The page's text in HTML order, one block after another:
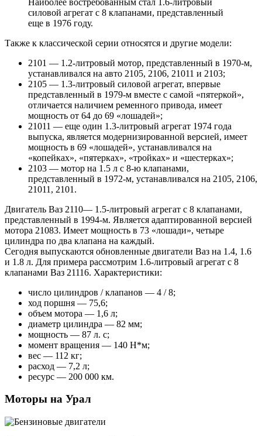
силовой агрегат с 8 клапанами, представленный
еще в 1976 году.
Также к классической серии относятся и другие модели:
2101 — 1.2-литровый мотор, представленный в 1970-м,
устанавливался на авто 2105, 2106, 21011 и 2103;
2105 — 1.3-литровый силовой агрегат, впервые
представленный в 1979-м вместе с самой «пятеркой»,
отличается наличием ременного привода, имеет
мощность от 64 до 69 «лошадей»;
21011 — еще один 1.3-литровый агрегат 1974 года
выпуска, является модернизированной версией, имеет
мощность в 69 «лошадей», устанавливался на
«копейках», «пятерках», «тройках» и «шестерках»;
2103 — мотор на 1.5 л с 8-ю клапанами,
представленный в 1972-м, устанавливался на 2105, 2106,
21011, 2101.
Двигатель Ваз 2110— 1.5-литровый агрегат с 8 клапанами,
представленный в 1994-м. Является адаптированной версией
мотора 21083. Имеет мощность в 73 «лошади», четыре
цилиндра по два клапана на каждый.
Сегодня выпускаются обновленные двигатели Ваз на 1.4, 1.6
и 1.8 л. Для примера рассмотрим 1.6-литровый агрегат с 8
клапанами Ваз 21116. Характеристики:
число цилиндров / клапанов — 4 / 8;
ход поршня — 75,6;
объем мотора — 1,6 л;
диаметр цилиндра — 82 мм;
мощность — 87 л. с;
момент вращения — 140 Н*м;
вес — 112 кг;
расход — 7,2 л;
ресурс — 200 000 км.
Моторы на Урал